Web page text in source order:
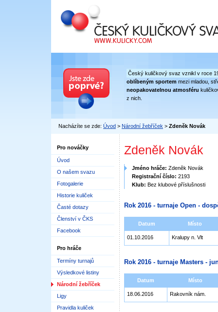
Český kuličkový svaz
Český kuličkový svaz vznikl v roce
oblíbeným sportem mezi mladou,
neopakovatelnou atmosféru
z nich.
Nacházíte se zde: Úvod > Národní žebříček > Zdeněk Novák
Pro nováčky
Úvod
O našem svazu
Fotogalerie
Historie kuliček
Časté dotazy
Členství v ČKS
Facebook
Pro hráče
Termíny turnajů
Výsledkové listiny
Národní žebříček
Ligy
Pravidla kuliček
Zdeněk Novák
Jméno hráče: Zdeněk Novák
Registrační číslo: 2193
Klub: Bez klubové příslušnosti
Rok 2016 - turnaje Open -
Datum Místo
01.10.2016 Kralupy n. Vlt
Rok 2016 - turnaje Masters -
Datum Místo
18.06.2016 Rakovník nám.